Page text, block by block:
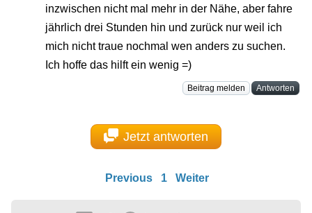
inzwischen nicht mal mehr in der Nähe, aber fahre
jährlich drei Stunden hin und zurück nur weil ich
mich nicht traue nochmal wen anders zu suchen.
Ich hoffe das hilft ein wenig =)
Beitrag melden Antworten
Jetzt antworten
Previous 1 Weiter